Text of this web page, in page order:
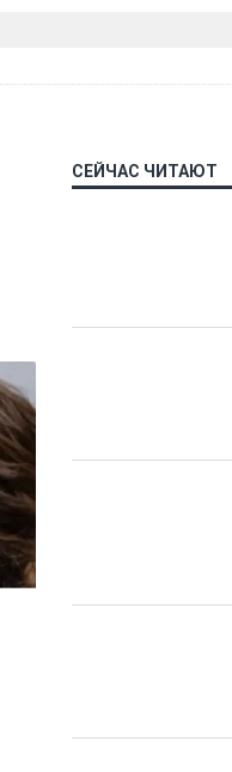
СЕЙЧАС ЧИТАЮТ